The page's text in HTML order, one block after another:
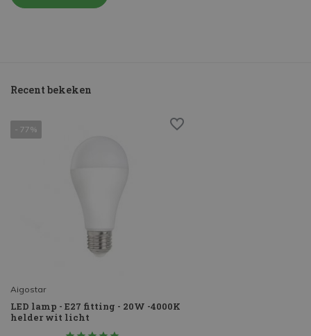
Recent bekeken
- 77%
Aigostar
LED lamp - E27 fitting - 20W -4000K
helder wit licht